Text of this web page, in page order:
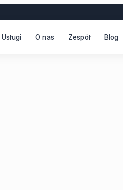
Usługi O nas Zespół Blog